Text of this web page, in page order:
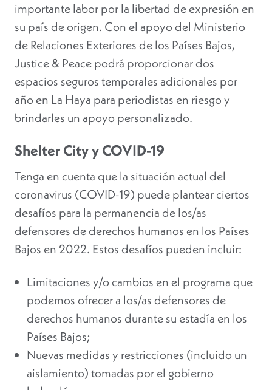
importante labor por la libertad de expresión en
su país de origen. Con el apoyo del Ministerio
de Relaciones Exteriores de los Países Bajos,
Justice & Peace podrá proporcionar dos
espacios seguros temporales adicionales por
año en La Haya para periodistas en riesgo y
brindarles un apoyo personalizado.
Shelter City y COVID-19
Tenga en cuenta que la situación actual del
coronavirus (COVID-19) puede plantear ciertos
desafíos para la permanencia de los/as
defensores de derechos humanos en los Países
Bajos en 2022. Estos desafíos pueden incluir:
Limitaciones y/o cambios en el programa que
podemos ofrecer a los/as defensores de
derechos humanos durante su estadía en los
Países Bajos;
Nuevas medidas y restricciones (incluido un
aislamiento) tomadas por el gobierno